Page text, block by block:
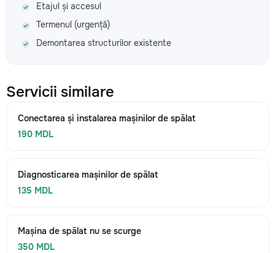
Etajul și accesul
Termenul (urgență)
Demontarea structurilor existente
Servicii similare
Conectarea și instalarea mașinilor de spălat
190 MDL
Diagnosticarea mașinilor de spălat
135 MDL
Mașina de spălat nu se scurge
350 MDL